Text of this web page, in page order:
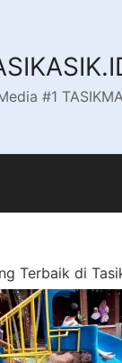
#1
Terbaik di